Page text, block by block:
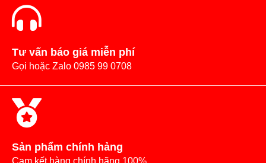
Tư vấn báo giá miễn phí
Gọi hoặc Zalo 0985 99 0708
Sản phẩm chính hảng
Cam kết hàng chính hãng 100%